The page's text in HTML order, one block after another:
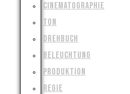
CINEMATOGRAPHIE
TON
DREHBUCH
BELEUCHTUNG
PRODUKTION
REGIE